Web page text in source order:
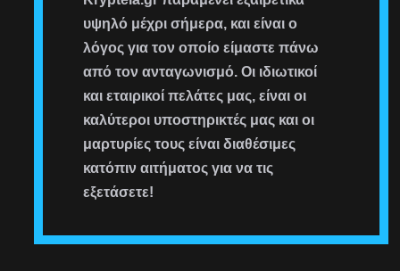
υψηλό μέχρι σήμερα, και είναι ο
λόγος για τον οποίο είμαστε πάνω
από τον ανταγωνισμό. Οι ιδιωτικοί
και εταιρικοί πελάτες μας, είναι οι
καλύτεροι υποστηρικτές μας και οι
μαρτυρίες τους είναι διαθέσιμες
κατόπιν αιτήματος για να τις
εξετάσετε!